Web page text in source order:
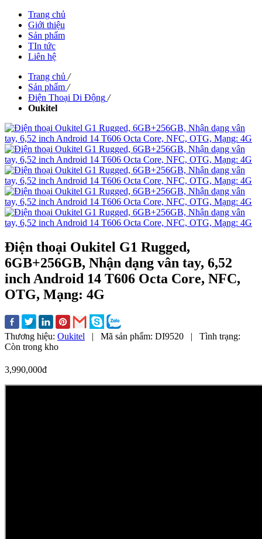
Trang chủ
Giới thiệu
Sản phẩm
TIn tức
Liên hệ
Trang chủ /
Sản phẩm /
Điện Thoại Di Động /
Oukitel
Điện thoại Oukitel G1 Rugged,
6GB+256GB, Nhận dạng vân tay, 6,52
inch Android 14 T606 Octa Core, NFC,
OTG, Mạng: 4G
Thương hiệu: Oukitel | Mã sản phẩm: DI9520 |
Tình trạng:
Còn trong kho
3,990,000đ